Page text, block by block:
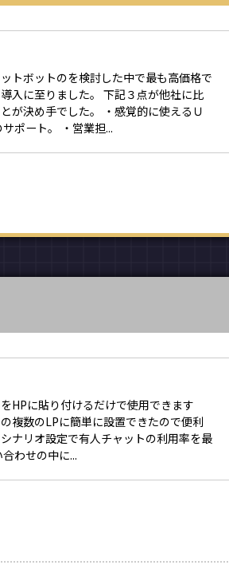
トボットのを検討した中で最も高価格で
入に至りました。 下記３点が他社に比
が決め手でした。 ・感覚的に使えるＵ
ポート。 ・営業担...
HPに貼り付けるだけで使用できます
複数のLPに簡単に設置できたので便利
ナリオ設定で有人チャットの利用率を最
わせの中に...